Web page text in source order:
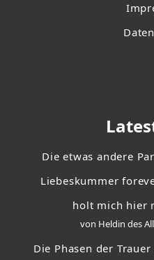
Die etwas andere
Liebeskummer
holt mich hier
von Heldin des
Die Phasen der